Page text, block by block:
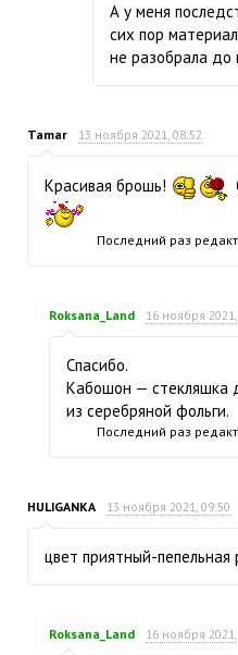
А у меня
сих пор
не разобрала до
Tamar 13 ноября 2021, 08:52
Красивая брошь!
Последний раз
Roksana_Land 16 ноября
Спасибо.
Кабошон — стекляшка
из серебряной фольги.
Последний раз
HULIGANKA 13 ноября 2021, 09:50
цвет приятный-пепельная
Roksana_Land 16 ноября